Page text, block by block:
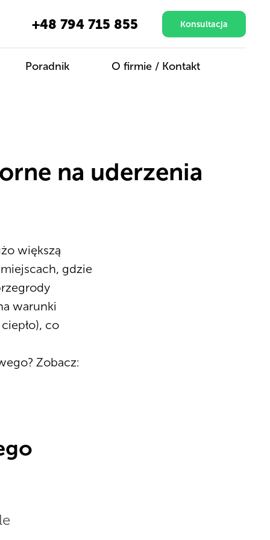
+48 794 715 855 Konsultacja
Poradnik O firmie / Kontakt
na uderzenia
większą
gdzie
warunki
co
Zobacz: